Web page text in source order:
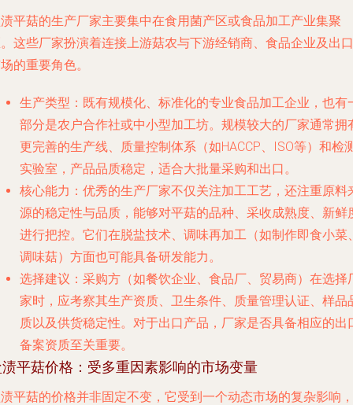
平菇的生产厂家主要集中在食用菌产区或食品加工产业集聚
这些厂家扮演着连接上游菇农与下游经销商、食品企业及出口
的重要角色。
生产类型 ：既有规模化、标准化的专业食品加工企业，也有
部分是农户合作社或中小型加工坊。规模较大的厂家通常拥
更完善的生产线、质量控制体系（如HACCP、ISO等）和检
实验室，产品品质稳定，适合大批量采购和出口。
核心能力 ：优秀的生产厂家不仅关注加工工艺，还注重原料
源的稳定性与品质，能够对平菇的品种、采收成熟度、新鲜
进行把控。它们在脱盐技术、调味再加工（如制作即食小菜
调味菇）方面也可能具备研发能力。
选择建议 ：采购方（如餐饮企业、食品厂、贸易商）在选择
家时，应考察其生产资质、卫生条件、质量管理认证、样品
质以及供货稳定性。对于出口产品，厂家是否具备相应的出
备案资质至关重要。
平菇价格：受多重因素影响的市场变量
平菇的价格并非固定不变，它受到一个动态市场的复杂影响，